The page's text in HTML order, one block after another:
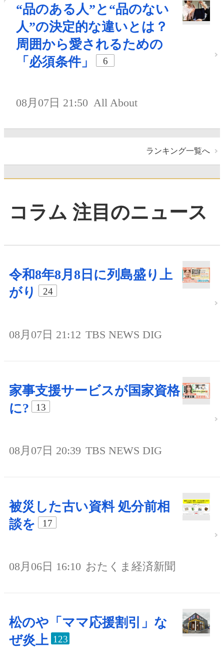
“品のある人”と“品のない
人”の決定的な違いとは？
周囲から愛されるための
「必須条件」
6
08月07日 21:50 All About
ランキング一覧へ
コラム 注目のニュース
令和8年8月8日に列島盛り上
がり
24
08月07日 21:12 TBS NEWS DIG
家事支援サービスが国家資格
に?
13
08月07日 20:39 TBS NEWS DIG
被災した古い資料 処分前相
談を
17
08月06日 16:10 おたくま経済新聞
松のや「ママ応援割引」な
ぜ炎上 123